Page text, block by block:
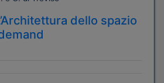
dello spazio